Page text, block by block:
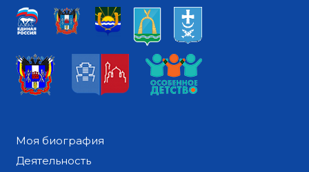
Моя биография
Деятельность